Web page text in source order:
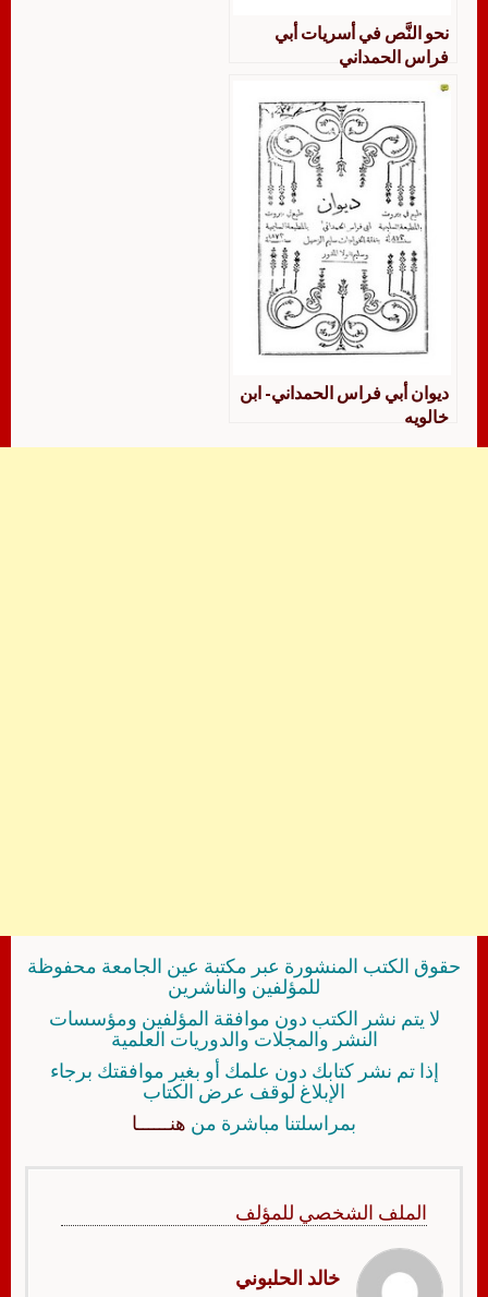
نحو النَّص في أسريات أبي
فراس الحمداني
ديوان أبي فراس الحمداني- ابن
خالويه
حقوق الكتب المنشورة عبر مكتبة عين الجامعة محفوظة
للمؤلفين والناشرين
لا يتم نشر الكتب دون موافقة المؤلفين ومؤسسات
النشر والمجلات والدوريات العلمية
إذا تم نشر كتابك دون علمك أو بغير موافقتك برجاء
الإبلاغ لوقف عرض الكتاب
بمراسلتنا مباشرة من هنــــــا
الملف الشخصي للمؤلف
خالد الحلبوني